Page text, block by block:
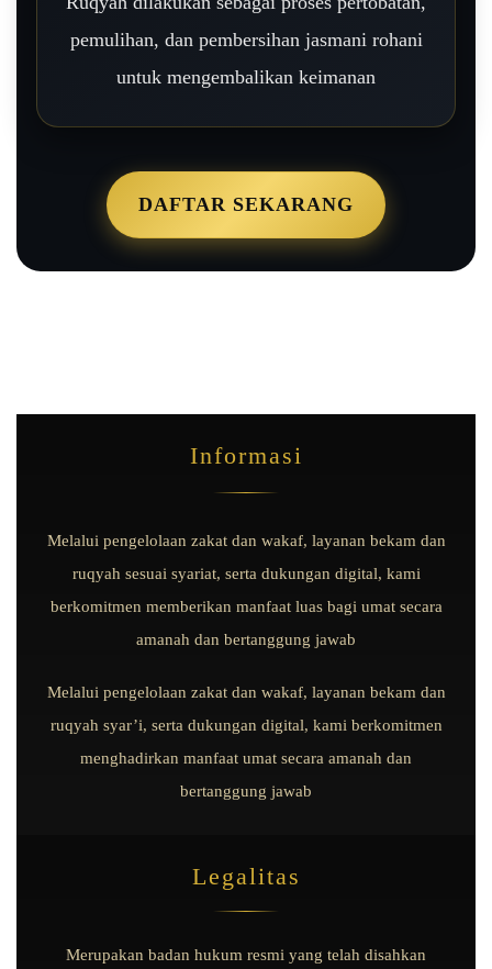
pemulihan, dan pembersihan jasmani rohani
untuk mengembalikan keimanan
DAFTAR SEKARANG
Informasi
Melalui pengelolaan zakat dan wakaf, layanan bekam dan
ruqyah sesuai syariat, serta dukungan digital, kami
berkomitmen memberikan manfaat luas bagi umat secara
amanah dan bertanggung jawab
Melalui pengelolaan zakat dan wakaf, layanan bekam dan
ruqyah syar’i, serta dukungan digital, kami berkomitmen
menghadirkan manfaat umat secara amanah dan
bertanggung jawab
Legalitas
Merupakan badan hukum resmi yang telah disahkan